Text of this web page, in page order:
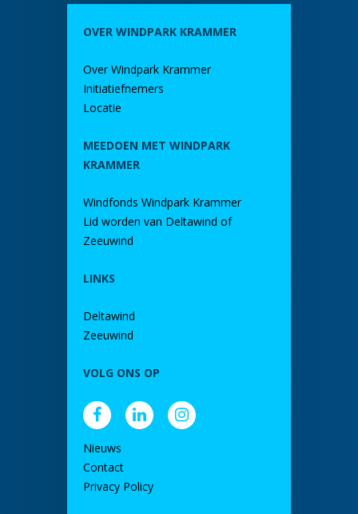
OVER WINDPARK KRAMMER
Over Windpark Krammer
Initiatiefnemers
Locatie
MEEDOEN MET WINDPARK
KRAMMER
Windfonds Windpark Krammer
Lid worden van Deltawind of
Zeeuwind
LINKS
Deltawind
Zeeuwind
VOLG ONS OP
Nieuws
Contact
Privacy Policy